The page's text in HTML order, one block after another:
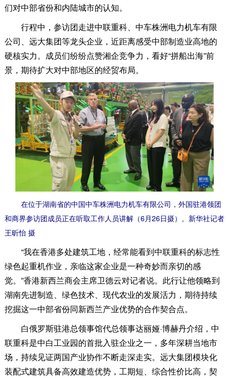
们对中部省份和内陆城市的认知。
行程中，参访团走进中联重科、中车株洲电力机车有限
公司、远大集团等龙头企业，近距离感受中部制造业高地的
硬核实力。成员们纷纷点赞湘企竞争力，看好“拼船出海”前
景，期待扩大对中部地区的经贸布局。
在位于湖南省的中国中车株洲电力机车有限公司，外国驻港领团
和商界参访团成员正在听取工作人员讲解（6月26日摄）。新华社记者
王昕怡 摄
“我在香港多处建筑工地，经常能看到中联重科的标志性
绿色起重机作业，亲临这家企业是一种奇妙而亲切的感
觉。”香港新西兰商会主席卫德云对记者说。此行让他领略到
湖南先进制造、绿色技术、现代农业的发展活力，期待持续
挖掘这一中部省份同新西兰产业优势的合作契合点。
白俄罗斯驻港总领事馆代总领事达丽娅·博赫丹介绍，中
联重科是中白工业园的首批入驻企业之一，多年深耕当地市
场，持续见证两国产业协作不断走深走实。远大集团模块化
装配式建筑具备高效建造优势，工期短、综合性价比高，契